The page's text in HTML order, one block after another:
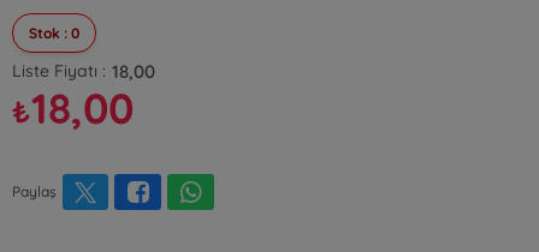
Stok : 0
Liste Fiyatı : 18,00
₺18,00
Paylaş